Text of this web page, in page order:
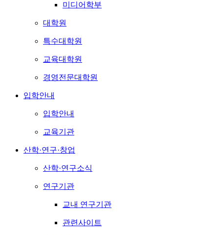
미디어학부
대학원
특수대학원
교육대학원
경영전문대학원
입학안내
입학안내
교육기관
산학·연구·창업
산학·연구소식
연구기관
교내 연구기관
관련사이트